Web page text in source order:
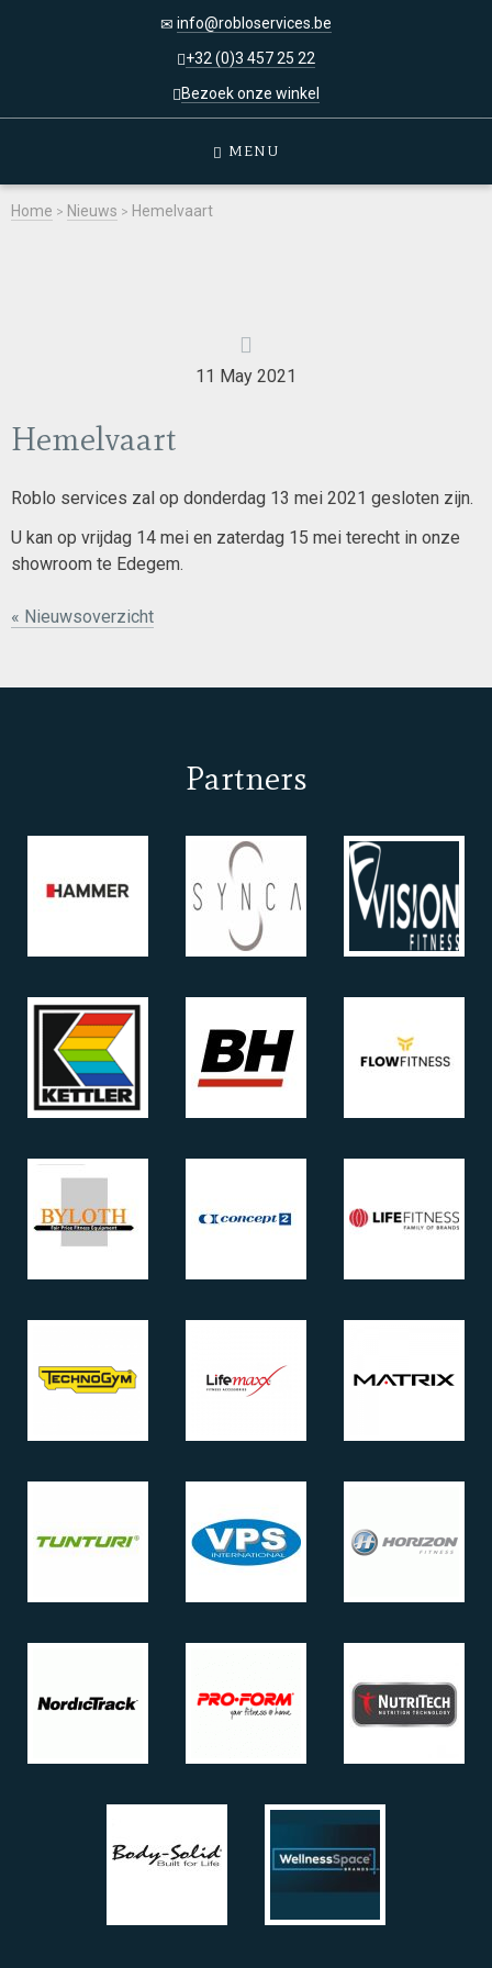
info@robloservices.be
+32 (0)3 457 25 22
Bezoek onze winkel
MENU
Home > Nieuws > Hemelvaart
11 May 2021
Hemelvaart
Roblo services zal op donderdag 13 mei 2021 gesloten zijn.
U kan op vrijdag 14 mei en zaterdag 15 mei terecht in onze
showroom te Edegem.
« Nieuwsoverzicht
Partners